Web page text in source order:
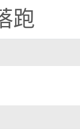
跑